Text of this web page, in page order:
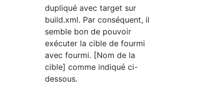
dupliqué avec target sur
build.xml. Par conséquent, il
semble bon de pouvoir
exécuter la cible de fourmi
avec fourmi. [Nom de la
cible] comme indiqué ci-
dessous.